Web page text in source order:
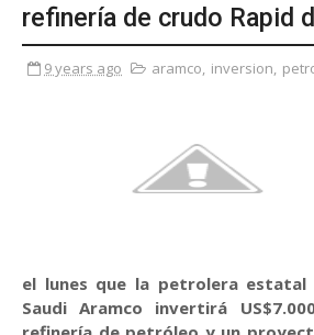
refinería de crudo Rapid
9 years ago aramco, inversion,
el lunes que la petrolera estatal
Saudi Aramco invertirá